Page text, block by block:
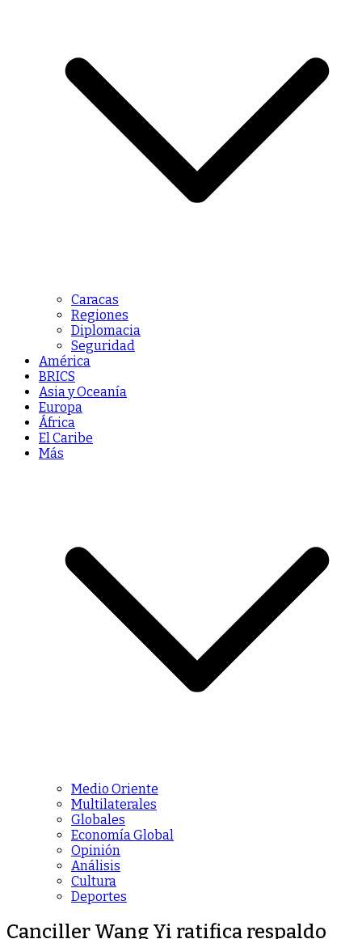
Caracas
Regiones
Diplomacia
Seguridad
América
BRICS
Asia y Oceanía
Europa
África
El Caribe
Más
Medio Oriente
Multilaterales
Globales
Economía Global
Opinión
Análisis
Cultura
Deportes
Canciller Wang Yi ratifica respaldo